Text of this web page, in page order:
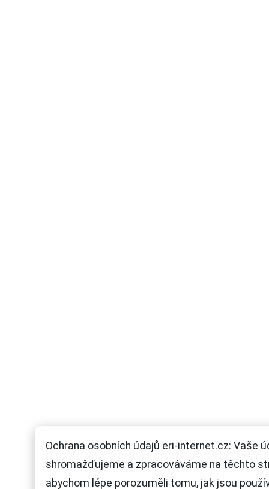
Ochrana osobních údajů eri-internet.cz: Vaše
shromažďujeme a zpracováváme na těchto
abychom lépe porozuměli tomu, jak jsou